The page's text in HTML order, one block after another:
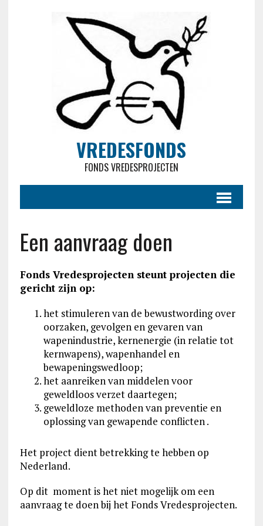
VREDESFONDS
FONDS VREDESPROJECTEN
Een aanvraag doen
Fonds Vredesprojecten steunt projecten die
gericht zijn op:
het stimuleren van de bewustwording over
oorzaken, gevolgen en gevaren van
wapenindustrie, kernenergie (in relatie tot
kernwapens), wapenhandel en
bewapeningswedloop;
het aanreiken van middelen voor
geweldloos verzet daartegen;
geweldloze methoden van preventie en
oplossing van gewapende conflicten .
Het project dient betrekking te hebben op
Nederland.
Op dit moment is het niet mogelijk om een
aanvraag te doen bij het Fonds Vredesprojecten.